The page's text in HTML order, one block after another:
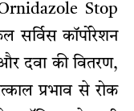
Stop
सर्विस कॉर्पोरेशन
दवा की वितरण,
प्रभाव से रोक